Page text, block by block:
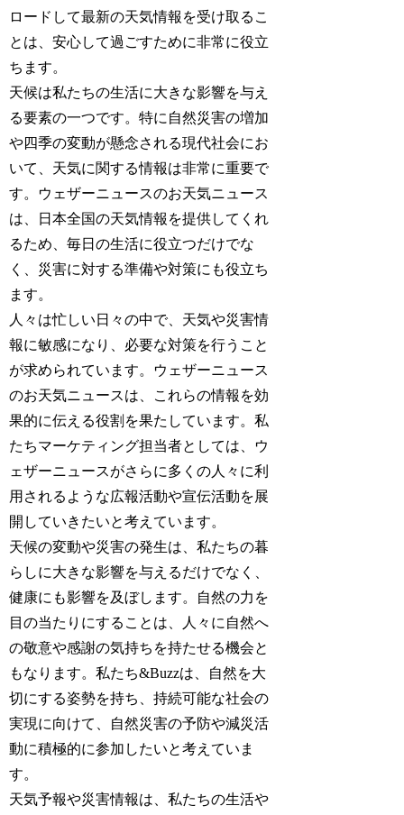
ロードして最新の天気情報を受け取るこ
とは、安心して過ごすために非常に役立
ちます。
天候は私たちの生活に大きな影響を与え
る要素の一つです。特に自然災害の増加
や四季の変動が懸念される現代社会にお
いて、天気に関する情報は非常に重要で
す。ウェザーニュースのお天気ニュース
は、日本全国の天気情報を提供してくれ
るため、毎日の生活に役立つだけでな
く、災害に対する準備や対策にも役立ち
ます。
人々は忙しい日々の中で、天気や災害情
報に敏感になり、必要な対策を行うこと
が求められています。ウェザーニュース
のお天気ニュースは、これらの情報を効
果的に伝える役割を果たしています。私
たちマーケティング担当者としては、ウ
ェザーニュースがさらに多くの人々に利
用されるような広報活動や宣伝活動を展
開していきたいと考えています。
天候の変動や災害の発生は、私たちの暮
らしに大きな影響を与えるだけでなく、
健康にも影響を及ぼします。自然の力を
目の当たりにすることは、人々に自然へ
の敬意や感謝の気持ちを持たせる機会と
もなります。私たち&Buzzは、自然を大
切にする姿勢を持ち、持続可能な社会の
実現に向けて、自然災害の予防や減災活
動に積極的に参加したいと考えていま
す。
天気予報や災害情報は、私たちの生活や